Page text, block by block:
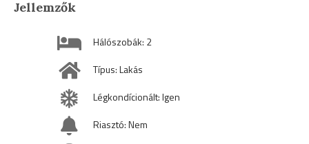
Jellemzők
Hálószobák: 2
Típus: Lakás
Légkondícionált: Igen
Riasztó: Nem